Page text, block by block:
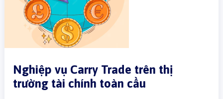
Nghiệp vụ Carry Trade trên thị
trường tài chính toàn cầu